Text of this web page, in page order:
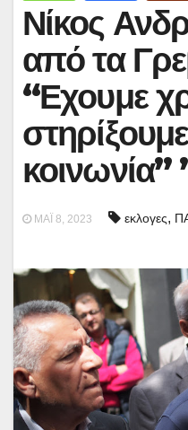
Νίκος
από τα
“Εχουμε
κοινωνία”
ΜΆΙ 8, 2023 εκλογες,